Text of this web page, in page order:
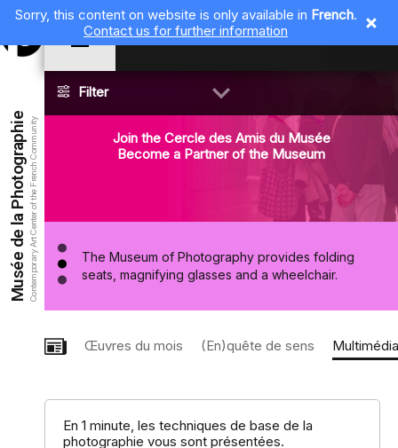
Musée de la PhotographieContemporary Art Center of the French Community
Sorry, this content on website is only available in French.
Contact us for further information
Œuvres du mois (En)quête de sens Multimédia
En 1 minute, les techniques de base de la
photographie vous sont présentées.
Filter
3 sem. 3 mois 12 mois
Join the Cercle des Amis du Musée
Become a Partner of the Museum
at the Museum store.
stSunday of the month enjoy free access to
the permanent exhibitions and a reduced rate for
The Museum of Photography provides folding
seats, magnifying glasses and a wheelchair.
Books related to the temporary exhibitions on sale
The 1stSunday of the month enjoy free access to